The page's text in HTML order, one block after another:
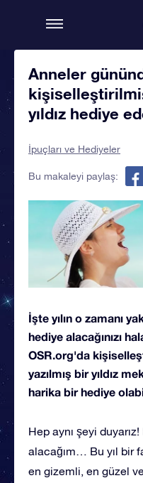
Anneler
yıldız hediye
İpuçları ve Hediyeler
Bu makaleyi paylaş:
İşte yılın o zamanı
hediye alacağınızı
OSR.org'da
yazılmış bir yıldız
harika bir hediye
Hep aynı şeyi
alacağım… Bu yıl bir
en gizemli, en güzel